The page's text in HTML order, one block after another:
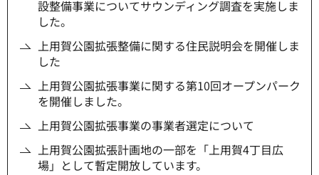
設整備事業についてサウンディング調査を実施しま
した。
上用賀公園拡張整備に関する住民説明会を開催しま
した
上用賀公園拡張事業に関する第10回オープンパーク
を開催しました。
上用賀公園拡張事業の事業者選定について
上用賀公園拡張計画地の一部を「上用賀4丁目広
場」として暫定開放しています。